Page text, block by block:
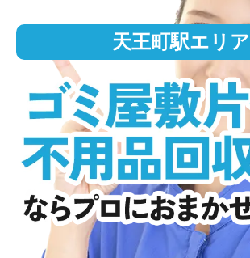
天王町駅エリア